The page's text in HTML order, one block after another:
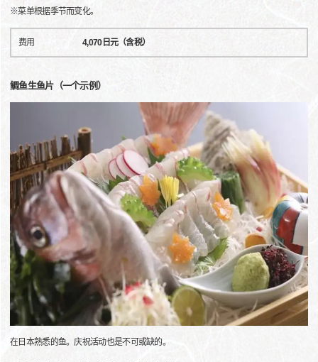
※菜单根据季节而变化。
费用 4,070日元（含税）
鲷鱼生鱼片（一个示例）
在日本熟悉的鱼。庆祝活动也是不可或缺的。